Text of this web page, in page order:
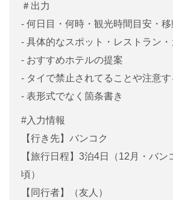
＃出力
- 何日目・何時・観光時間目安・
- 具体的なスポット・レストラン・
- おすすめホテルの提案
- タイで禁止されてることや注意す
- 表形式でなく箇条書き
#入力情報
【行き先】バンコク
【旅行日程】3泊4日（12月・バ
頃）
【同行者】（友人）